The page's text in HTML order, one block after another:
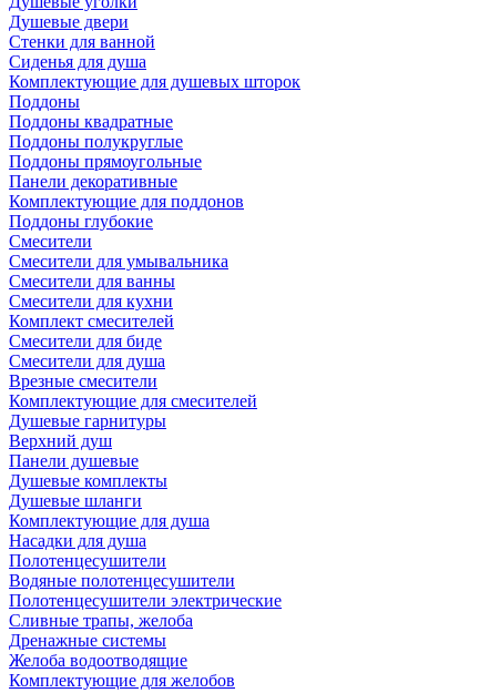
Душевые двери
Стенки для ванной
Сиденья для душа
Комплектующие для душевых шторок
Поддоны
Поддоны квадратные
Поддоны полукруглые
Поддоны прямоугольные
Панели декоративные
Комплектующие для поддонов
Поддоны глубокие
Смесители
Смесители для умывальника
Смесители для ванны
Смесители для кухни
Комплект смесителей
Смесители для биде
Смесители для душа
Врезные смесители
Комплектующие для смесителей
Душевые гарнитуры
Верхний душ
Панели душевые
Душевые комплекты
Душевые шланги
Комплектующие для душа
Насадки для душа
Полотенцесушители
Водяные полотенцесушители
Полотенцесушители электрические
Сливные трапы, желоба
Дренажные системы
Желоба водоотводящие
Комплектующие для желобов